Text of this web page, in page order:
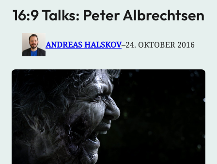
16:9 Talks: Peter Albrechtsen
ANDREAS HALSKOV–24. OKTOBER 2016